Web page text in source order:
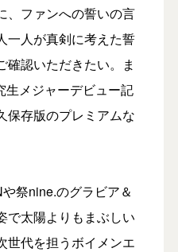
、ファンへの誓いの言
一人が真剣に考えた誓
確認いただきたい。ま
生メジャーデビュー記
保存版のプレミアムな
祭nine.のグラビア＆
で太陽よりもまぶしい
世代を担うボイメンエ